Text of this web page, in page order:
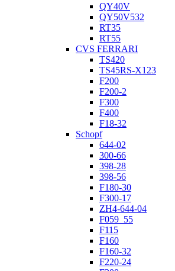
QY40V
QY50V532
RT35
RT55
CVS FERRARI
TS420
TS45RS-X123
F200
F200-2
F300
F400
F18-32
Schopf
644-02
300-66
398-28
398-56
F180-30
F300-17
ZH4-644-04
F059_55
F115
F160
F160-32
F220-24